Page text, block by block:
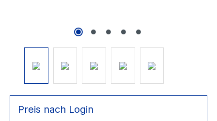
Preis nach Login